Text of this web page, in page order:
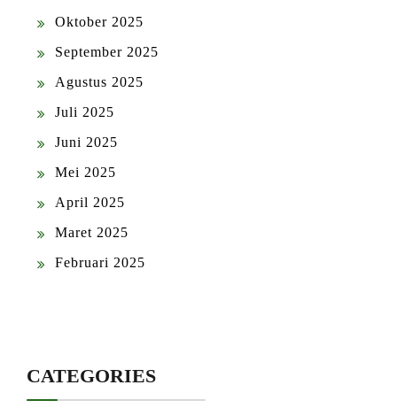
Oktober 2025
September 2025
Agustus 2025
Juli 2025
Juni 2025
Mei 2025
April 2025
Maret 2025
Februari 2025
CATEGORIES